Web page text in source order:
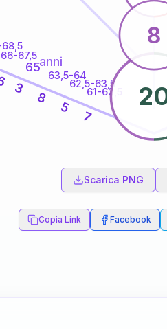
anni
61-62,5
62,5-63,5
63,5-64
66-67,5
68,5
7
5
8
3
8
65anni
Scarica PNG
Copia Link Facebook